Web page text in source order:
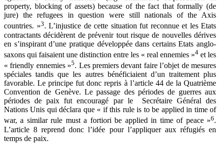
property, blocking of assets) because of the fact that formally (de
jure) the refugees in question were still nationals of the Axis
countries. »3. L’injustice de cette situation fut reconnue et les Etats
contractants décidèrent de prévenir tout risque de nouvelles dérives
en s’inspirant d’une pratique développée dans certains Etats anglo-
saxons qui faisaient une distinction entre les « real ennemies »4 et les
« friendly ennemies »5. Les premiers devant faire l’objet de mesures
spéciales tandis que les autres bénéficiaient d’un traitement plus
favorable. Le principe fut donc repris à l’article 44 de la Quatrième
Convention de Genève. Le passage des périodes de guerres aux
périodes de paix fut encouragé par le Secrétaire Général des
Nations Unis qui déclara que « if this rule is to be applied in time of
war, a similar rule must a fortiori be applied in time of peace »6.
L’article 8 reprend donc l’idée pour l’appliquer aux réfugiés en
temps de paix.